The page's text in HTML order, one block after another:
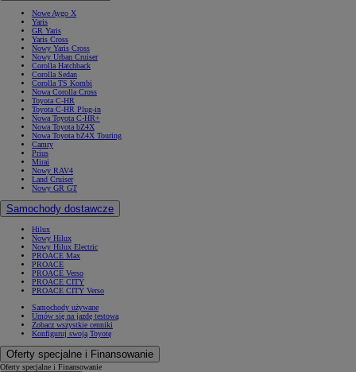
Nowe Aygo X
Yaris
GR Yaris
Yaris Cross
Nowy Yaris Cross
Nowy Urban Cruiser
Corolla Hatchback
Corolla Sedan
Corolla TS Kombi
Nowa Corolla Cross
Toyota C-HR
Toyota C-HR Plug-in
Nowa Toyota C-HR+
Nowa Toyota bZ4X
Nowa Toyota bZ4X Touring
Camry
Prius
Mirai
Nowy RAV4
Land Cruiser
Nowy GR GT
Samochody dostawcze
Hilux
Nowy Hilux
Nowy Hilux Electric
PROACE Max
PROACE
PROACE Verso
PROACE CITY
PROACE CITY Verso
Samochody używane
Umów się na jazdę testową
Zobacz wszystkie cenniki
Konfiguruj swoją Toyotę
Oferty specjalne i Finansowanie
Oferty specjalne i Finansowanie